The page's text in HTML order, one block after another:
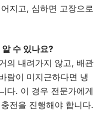
지고, 심하면 고장으로
수 있나요?
의 내려가지 않고, 배관
람이 미지근하다면 냉
다. 이 경우 전문가에게
전을 진행해야 합니다.